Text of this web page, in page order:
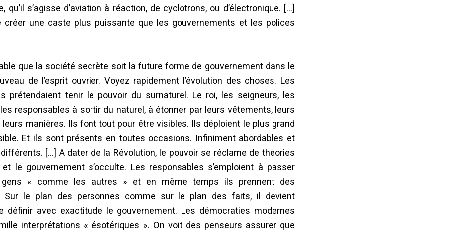
qu’il s’agisse d’aviation à réaction, de cyclotrons, ou d’électronique. […]
créer une caste plus puissante que les gouvernements et les polices
que la société secrète soit la future forme de gouvernement dans le
de l’esprit ouvrier. Voyez rapidement l’évolution des choses. Les
prétendaient tenir le pouvoir du surnaturel. Le roi, les seigneurs, les
responsables à sortir du naturel, à étonner par leurs vêtements, leurs
leurs manières. Ils font tout pour être visibles. Ils déploient le plus grand
Et ils sont présents en toutes occasions. Infiniment abordables et
[…] A dater de la Révolution, le pouvoir se réclame de théories
le gouvernement s’occulte. Les responsables s’emploient à passer
« comme les autres » et en même temps ils prennent des
Sur le plan des personnes comme sur le plan des faits, il devient
définir avec exactitude le gouvernement. Les démocraties modernes
interprétations « ésotériques ». On voit des penseurs assurer que